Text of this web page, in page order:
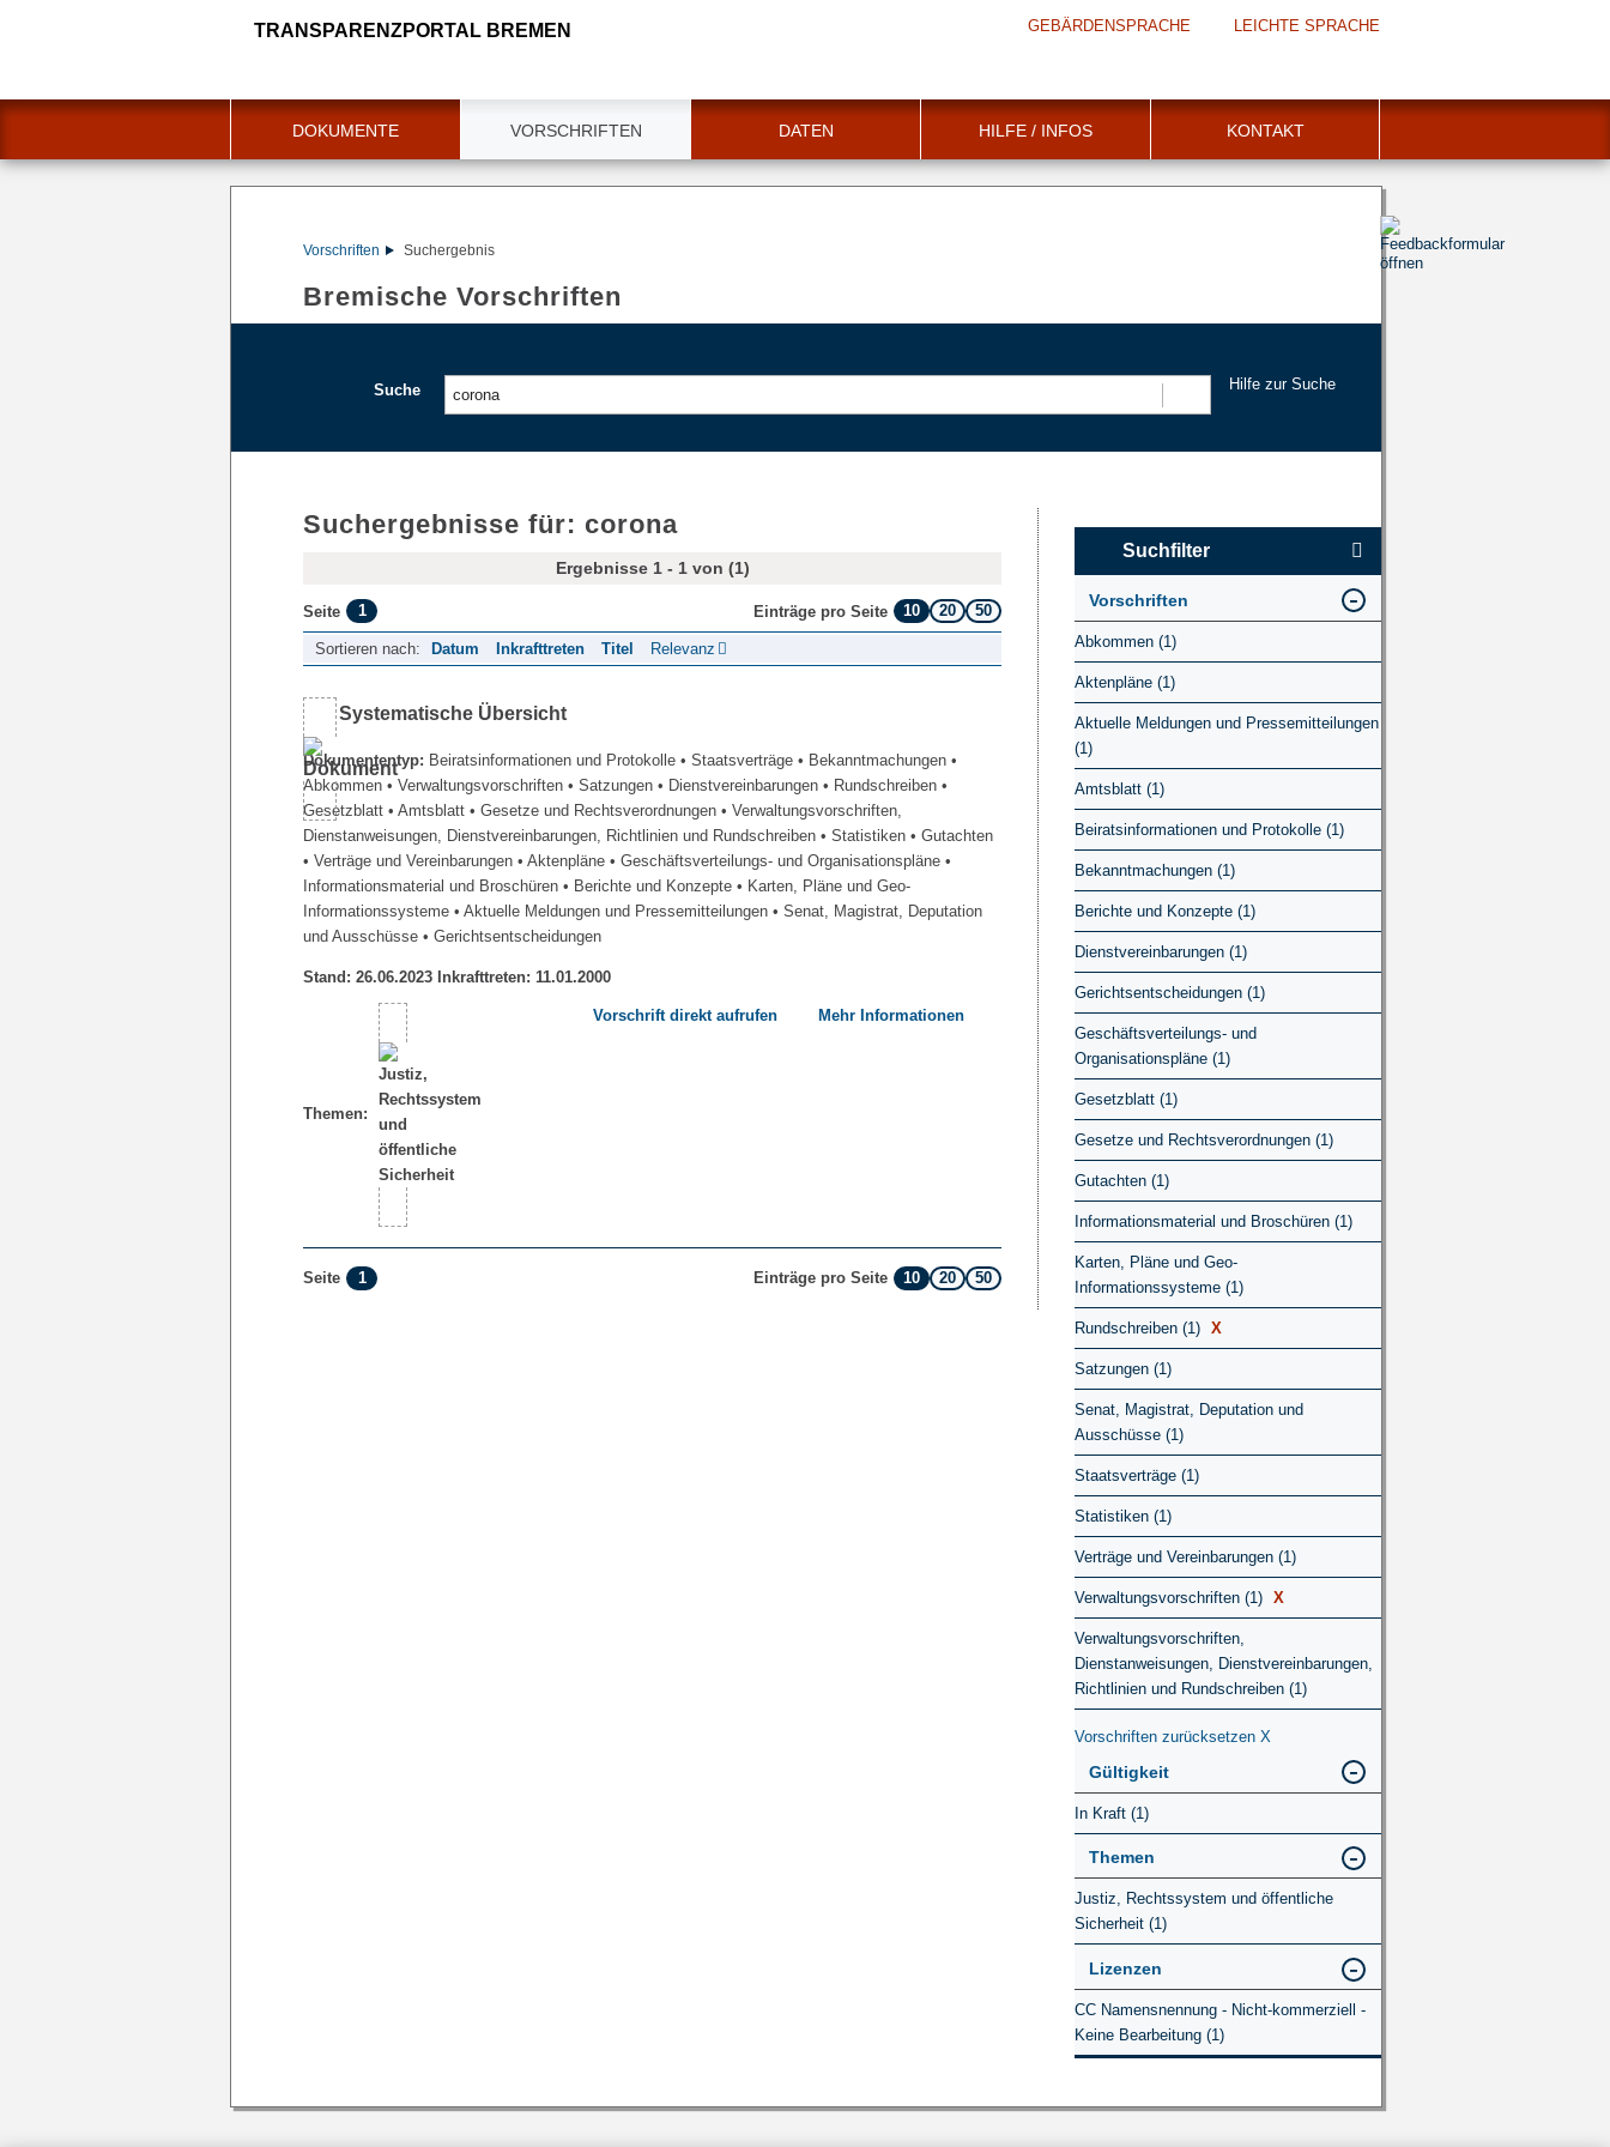
TRANSPARENZPORTAL BREMEN GEBÄRDENSPRACHE LEICHTE SPRACHE
DOKUMENTE VORSCHRIFTEN DATEN HILFE / INFOS KONTAKT
Vorschriften Suchergebnis
Bremische Vorschriften
Suche
Hilfe zur Suche
Suchergebnisse für: corona
Ergebnisse 1 - 1 von (1)
Seite 1 Einträge pro Seite 10 20 50
Sortieren nach: Datum Inkrafttreten Titel Relevanz
Systematische Übersicht
Dokumententyp: Beiratsinformationen und Protokolle • Staatsverträge • Bekanntmachungen •
Abkommen • Verwaltungsvorschriften • Satzungen • Dienstvereinbarungen • Rundschreiben •
Gesetzblatt • Amtsblatt • Gesetze und Rechtsverordnungen • Verwaltungsvorschriften,
Dienstanweisungen, Dienstvereinbarungen, Richtlinien und Rundschreiben • Statistiken • Gutachten
• Verträge und Vereinbarungen • Aktenpläne • Geschäftsverteilungs- und Organisationspläne •
Informationsmaterial und Broschüren • Berichte und Konzepte • Karten, Pläne und Geo-
Informationssysteme • Aktuelle Meldungen und Pressemitteilungen • Senat, Magistrat, Deputation
und Ausschüsse • Gerichtsentscheidungen
Stand: 26.06.2023 Inkrafttreten: 11.01.2000
Themen:
Vorschrift direkt aufrufen Mehr Informationen
Seite 1 Einträge pro Seite 10 20 50
Suchfilter
Vorschriften
Abkommen (1)
Aktenpläne (1)
Aktuelle Meldungen und Pressemitteilungen
(1)
Amtsblatt (1)
Beiratsinformationen und Protokolle (1)
Bekanntmachungen (1)
Berichte und Konzepte (1)
Dienstvereinbarungen (1)
Gerichtsentscheidungen (1)
Geschäftsverteilungs- und
Organisationspläne (1)
Gesetzblatt (1)
Gesetze und Rechtsverordnungen (1)
Gutachten (1)
Informationsmaterial und Broschüren (1)
Karten, Pläne und Geo-
Informationssysteme (1)
Rundschreiben (1) X
Satzungen (1)
Senat, Magistrat, Deputation und
Ausschüsse (1)
Staatsverträge (1)
Statistiken (1)
Verträge und Vereinbarungen (1)
Verwaltungsvorschriften (1) X
Verwaltungsvorschriften,
Dienstanweisungen, Dienstvereinbarungen,
Richtlinien und Rundschreiben (1)
Vorschriften zurücksetzen X
Gültigkeit
In Kraft (1)
Themen
Justiz, Rechtssystem und öffentliche
Sicherheit (1)
Lizenzen
CC Namensnennung - Nicht-kommerziell -
Keine Bearbeitung (1)